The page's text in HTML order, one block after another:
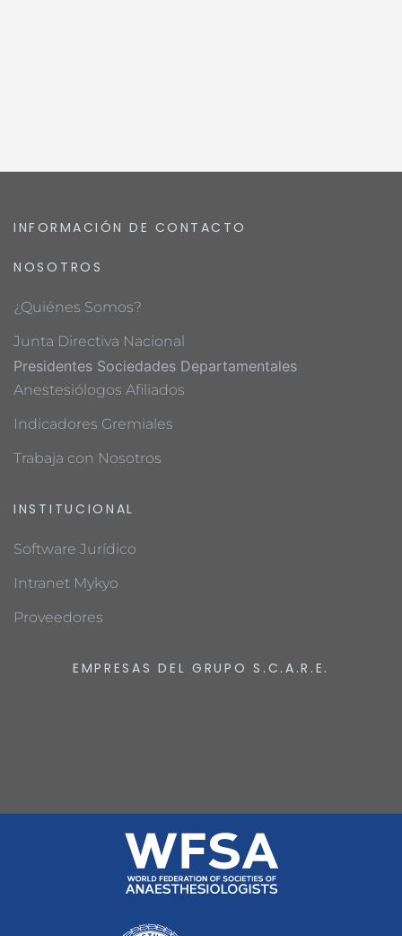
INFORMACIÓN DE CONTACTO
NOSOTROS
¿Quiénes Somos?
Junta Directiva Nacional
Presidentes Sociedades Departamentales
Anestesiólogos Afiliados
Indicadores Gremiales
Trabaja con Nosotros
INSTITUCIONAL
Software Jurídico
Intranet Mykyo
Proveedores
EMPRESAS DEL GRUPO S.C.A.R.E.